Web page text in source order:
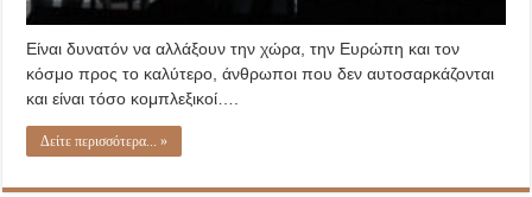
Είναι δυνατόν να αλλάξουν την χώρα, την Ευρώπη και τον
κόσμο προς το καλύτερο, άνθρωποι που δεν αυτοσαρκάζονται
και είναι τόσο κομπλεξικοί….
Δείτε περισσότερα... »